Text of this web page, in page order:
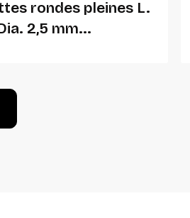
rondes pleines L.
2,5 mm...